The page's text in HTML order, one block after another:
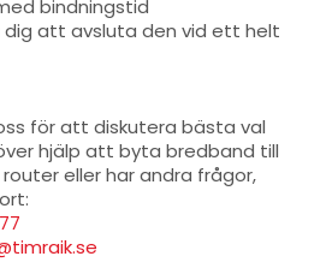
bindningstid
dig att avsluta den vid ett helt
för att diskutera bästa val
hjälp att byta bredband till
router eller har andra frågor,